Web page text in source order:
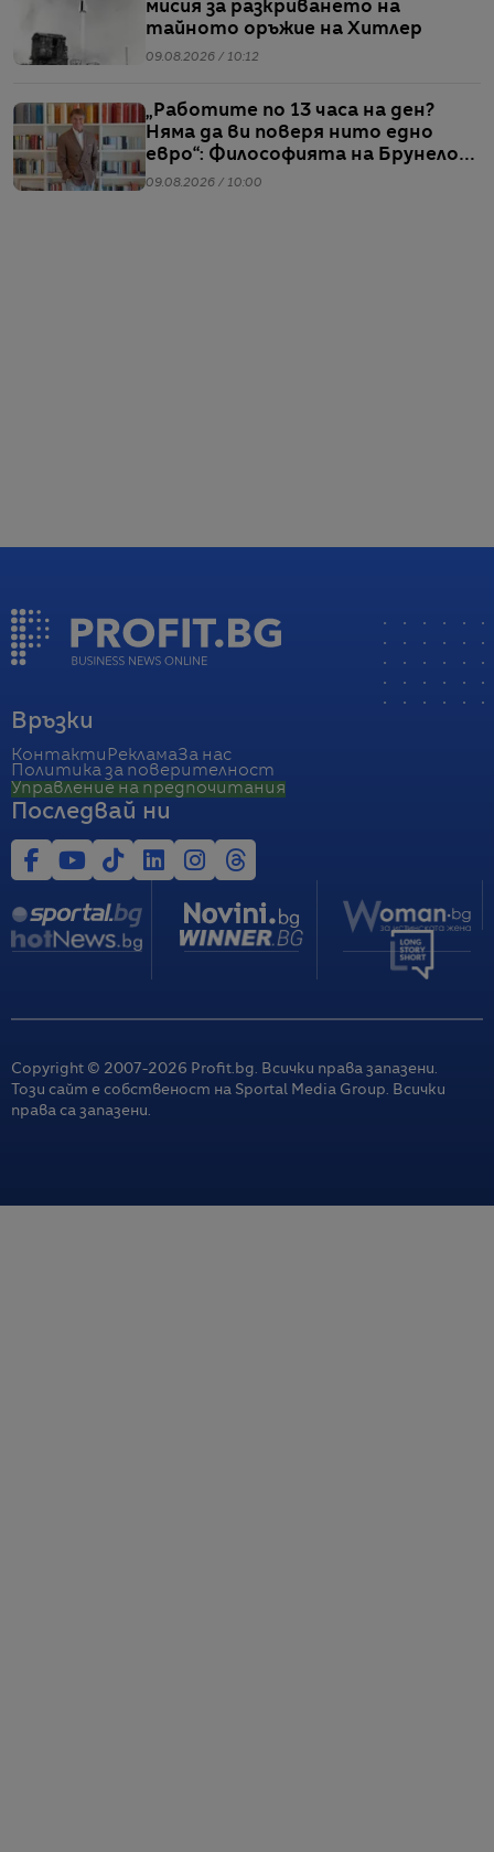
мисия за разкриването на
тайното оръжие на Хитлер
09.08.2026 / 10:12
„Работите по 13 часа на ден?
Няма да ви поверя нито едно
евро“: Философията на Брунело
Кучинели за бизнеса и живота
09.08.2026 / 10:00
Връзки
Контакти РекламаЗа нас
Политика за поверителност
Управление на предпочитания
Последвай ни
Copyright © 2007-2026 Profit.bg. Всички права запазени.
Този сайт е собственост на Sportal Media Group. Всички
права са запазени.